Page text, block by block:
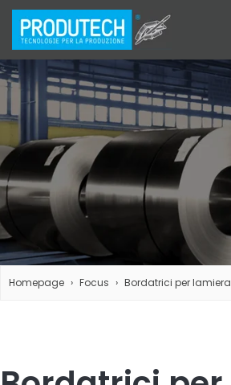
Homepage Focus Bordatrici per lamiera